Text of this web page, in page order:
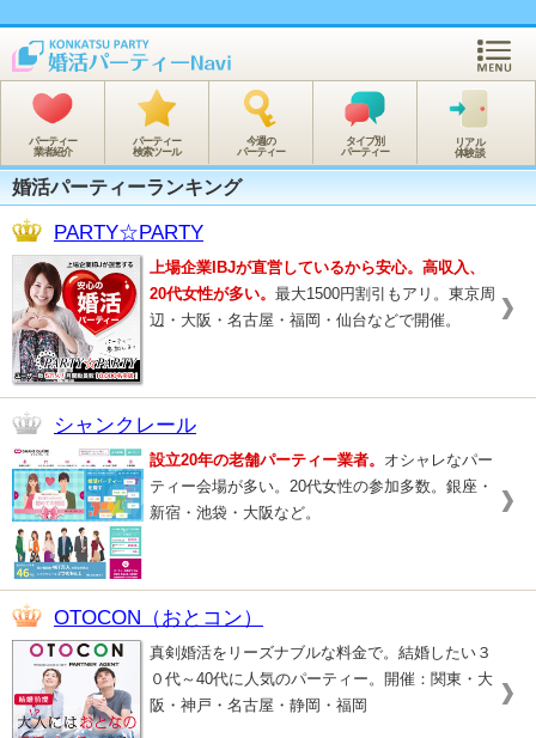
パーティー
業者紹介
パーティー
検索ツール
今週の
パーティー
タイプ別
パーティー
リアル
体験談
婚活パーティーランキング
PARTY☆PARTY
上場企業IBJが直営しているから安心。高収入、
20代女性が多い。 最大1500円割引もアリ。東京周
辺・大阪・名古屋・福岡・仙台などで開催。
シャンクレール
設立20年の老舗パーティー業者。 オシャレなパー
ティー会場が多い。20代女性の参加多数。銀座・
新宿・池袋・大阪など。
OTOCON（おとコン）
真剣婚活をリーズナブルな料金で。結婚したい３
０代～40代に人気のパーティー。開催：関東・大
阪・神戸・名古屋・静岡・福岡